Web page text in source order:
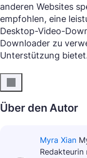
anderen Websites
empfohlen, eine
Desktop-Video-
Downloader zu
Unterstützung
Über den Autor
Myra Xian